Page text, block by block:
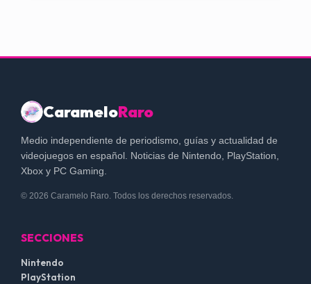
CarameloRaro
Medio independiente de periodismo, guías y actualidad de
videojuegos en español. Noticias de Nintendo, PlayStation,
Xbox y PC Gaming.
© 2026 Caramelo Raro. Todos los derechos reservados.
SECCIONES
Nintendo
PlayStation